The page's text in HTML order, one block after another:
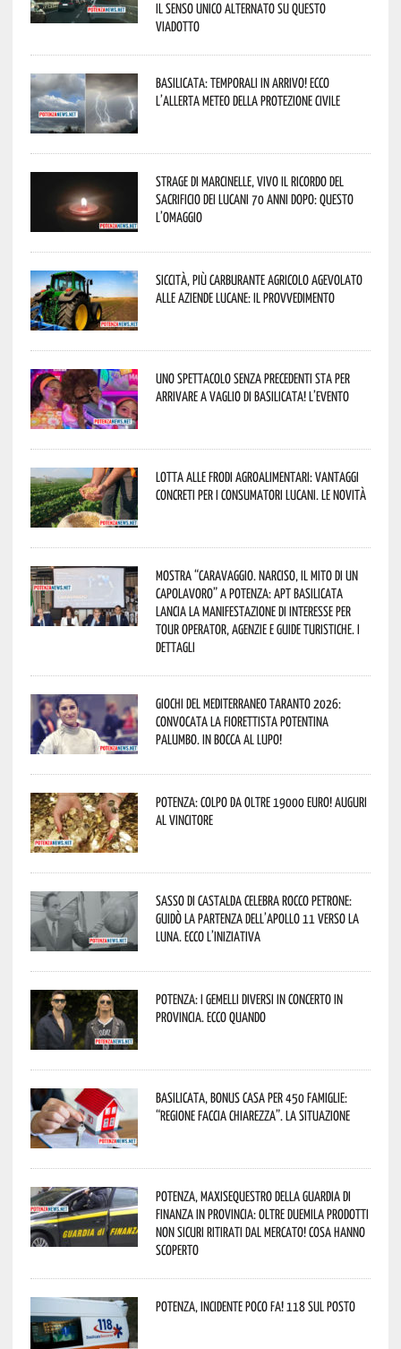
il senso unico alternato su questo
viadotto
Basilicata: temporali in arrivo! Ecco
l’allerta meteo della Protezione civile
Strage di Marcinelle, vivo il ricordo del
sacrificio dei lucani 70 anni dopo: questo
l’omaggio
Siccità, più carburante agricolo agevolato
alle aziende lucane: il provvedimento
Uno spettacolo senza precedenti sta per
arrivare a Vaglio di Basilicata! L’evento
Lotta alle frodi agroalimentari: vantaggi
concreti per i consumatori lucani. Le novità
Mostra “Caravaggio. Narciso, il mito di un
capolavoro” a Potenza: APT Basilicata
lancia la manifestazione di interesse per
Tour Operator, Agenzie e Guide Turistiche. I
dettagli
Giochi del Mediterraneo Taranto 2026:
convocata la fiorettista potentina
Palumbo. In bocca al lupo!
Potenza: colpo da oltre 19000 Euro! Auguri
al vincitore
Sasso di Castalda celebra Rocco Petrone:
guidò la partenza dell’Apollo 11 verso la
Luna. Ecco l’iniziativa
Potenza: i Gemelli DiVersi in concerto in
provincia. Ecco quando
Basilicata, Bonus casa per 450 famiglie:
“Regione faccia chiarezza”. La situazione
Potenza, maxisequestro della Guardia di
Finanza in provincia: oltre duemila prodotti
non sicuri ritirati dal mercato! Cosa hanno
scoperto
Potenza, incidente poco fa! 118 sul posto